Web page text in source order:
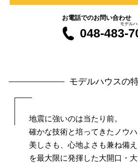
お電話でのお問い合わせ
048-483-
モデル
モデルハウスの
地震に強いのは当たり前。
確かな技術と培ってきたノウハ
美しさも、心地よさも兼ね備え
を最大限に発揮した大開口・